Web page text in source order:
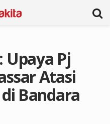
Upaya Pj
Atasi
Bandara